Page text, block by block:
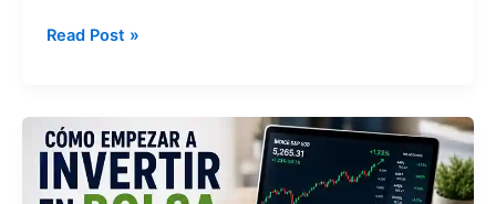
¿Qué
fondos
indexados
cómo
Read Post »